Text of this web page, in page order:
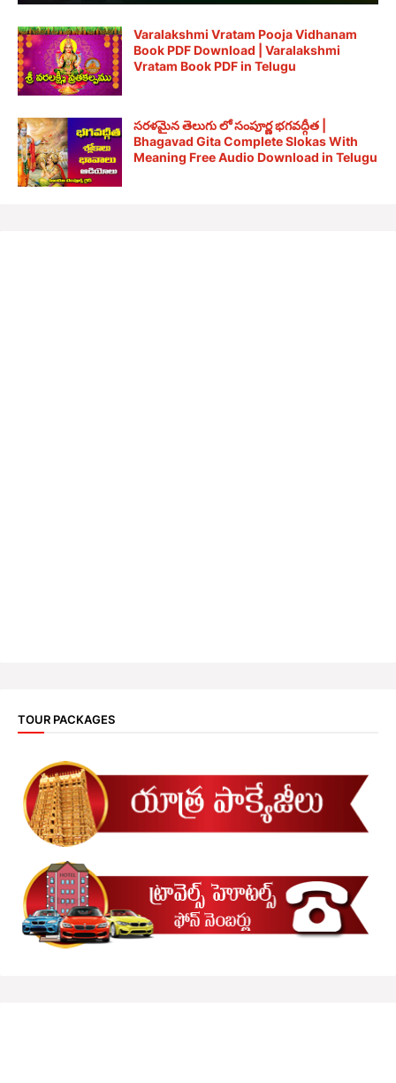
Varalakshmi Vratam Pooja Vidhanam
Book PDF Download | Varalakshmi
Vratam Book PDF in Telugu
సరళమైన తెలుగు లో సంపూర్ణ భగవద్గీత |
Bhagavad Gita Complete Slokas With
Meaning Free Audio Download in Telugu
TOUR PACKAGES